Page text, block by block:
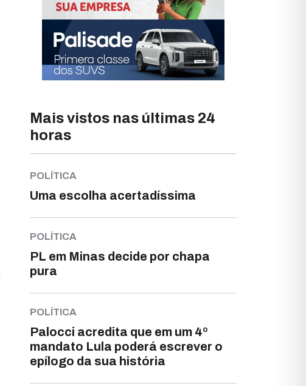
Mais vistos nas últimas 24
horas
POLÍTICA
Uma escolha acertadíssima
POLÍTICA
PL em Minas decide por chapa
pura
POLÍTICA
Palocci acredita que em um 4º
mandato Lula poderá escrever o
epílogo da sua história